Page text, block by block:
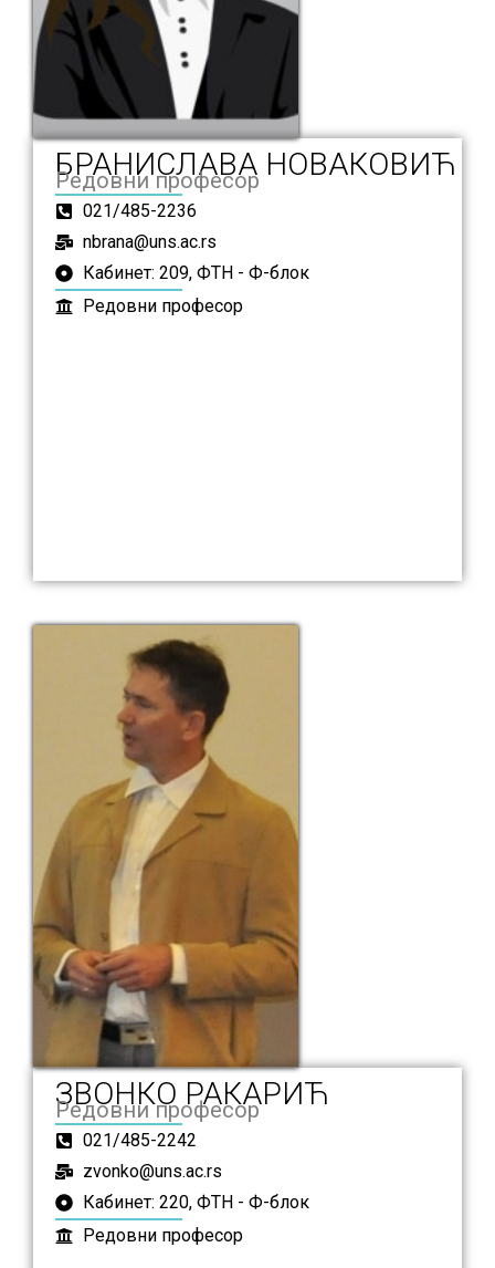
БРАНИСЛАВА НОВАКОВИЋ
Редовни професор
021/485-2236
nbrana@uns.ac.rs
Кабинет: 209, ФТН - Ф-блок
Редовни професор
ЗВОНКО РАКАРИЋ
Редовни професор
021/485-2242
zvonko@uns.ac.rs
Кабинет: 220, ФТН - Ф-блок
Редовни професор